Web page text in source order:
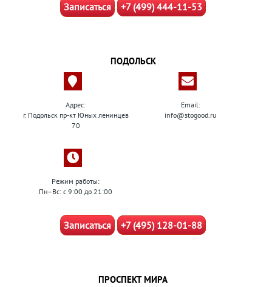
Записаться +7 (499) 444-11-53
ПОДОЛЬСК
Адрес:
г. Подольск пр-кт Юных ленинцев
70
Email:
info@stogood.ru
Режим работы:
Пн–Вс: с 9:00 до 21:00
Записаться +7 (495) 128-01-88
ПРОСПЕКТ МИРА